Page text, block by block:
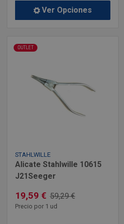
Ver Opciones
OUTLET
STAHLWILLE
Alicate Stahlwille 10615
J21Seeger
19,59 € 59,29 €
Precio por 1 ud